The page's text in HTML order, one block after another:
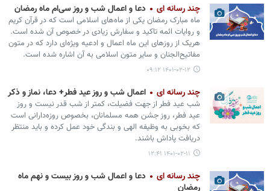
چند رسانه ای دعا و اعمال شب و روز سی‌ام ماه رمضان
ماه مبارک رمضان یکی از ماه‌های اسلامی است که در قرآن کریم
و روایات ائمه تاکید و سفارش زیادی در خصوص آن شده است.
هریک از روزهای این ماه اعمال و ادعیه ویژه‌ای دارد که در متون
مفاتیح‌الجنان و سایر متون اسلامی به آن اشاره شده است.
۱۴۰۱-۰۲-۱۲ ۰۹:۱۲
چند رسانه ای اعمال شب و روز عید فطر+ دعا، نماز و ذکر
شب عید فطر از جهت فضیلت، کمتر از شب قدر نیست و روز
عید فطر، روز جشن همه مسلمانان، بخصوص روزه‌دارانی است
که بخوبی به وظیفه الهی و بندگی خود عمل کرده و باید منتظر
دریافت پاداش باشند.
۱۴۰۱-۰۲-۱۱ ۱۲:۴۱
چند رسانه ای
دعا و اعمال شب و روز بیست و نهم ماه
رمضان